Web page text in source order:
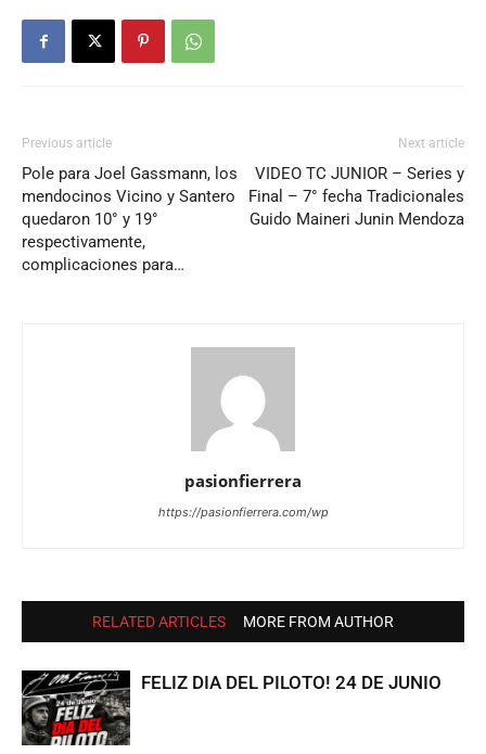
Previous article
Pole para Joel Gassmann, los
mendocinos Vicino y Santero
quedaron 10° y 19°
respectivamente,
complicaciones para…
Next article
VIDEO TC JUNIOR – Series y
Final – 7° fecha Tradicionales
Guido Maineri Junin Mendoza
pasionfierrera
https://pasionfierrera.com/wp
RELATED ARTICLES MORE FROM AUTHOR
FELIZ DIA DEL PILOTO! 24 DE JUNIO